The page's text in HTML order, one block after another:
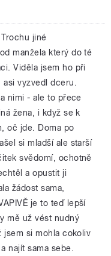
jiné
manžela který do té
Viděla jsem ho při
vyzvedl dceru.
nimi - ale to přece
žena, i když se k
oč jde. Doma po
si mladší ale starší
svědomí, ochotně
a opustit ji
žádost sama,
je to teď lepší
mě už vést nudný
jsem si mohla cokoliv
najít sama sebe.